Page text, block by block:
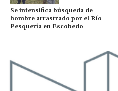
Se intensifica búsqueda de
hombre arrastrado por el Río
Pesquería en Escobedo